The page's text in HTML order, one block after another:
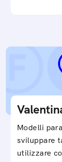
Modelli
sviluppare
utilizzare